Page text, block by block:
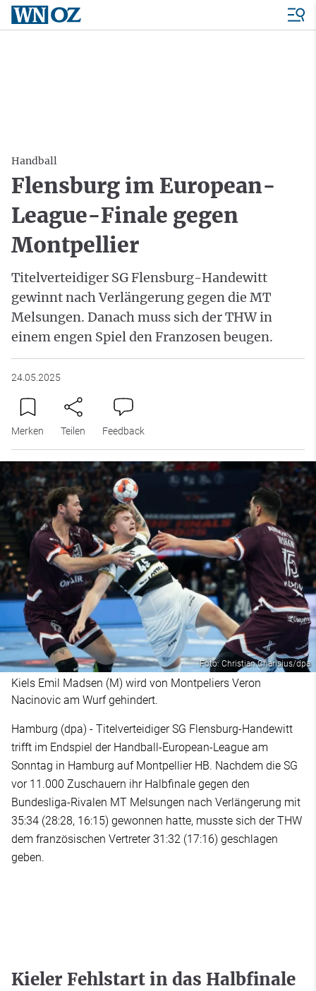
Handball
Flensburg im European-
League-Finale gegen
Montpellier
Titelverteidiger SG Flensburg-Handewitt
gewinnt nach Verlängerung gegen die MT
Melsungen. Danach muss sich der THW in
einem engen Spiel den Franzosen beugen.
24.05.2025
Merken Teilen Feedback
Foto: Christian Charisius/dpa
Kiels Emil Madsen (M) wird von Montpeliers Veron
Nacinovic am Wurf gehindert.
Hamburg (dpa) - Titelverteidiger SG Flensburg-Handewitt
trifft im Endspiel der Handball-European-League am
Sonntag in Hamburg auf Montpellier HB. Nachdem die SG
vor 11.000 Zuschauern ihr Halbfinale gegen den
Bundesliga-Rivalen MT Melsungen nach Verlängerung mit
35:34 (28:28, 16:15) gewonnen hatte, musste sich der THW
dem französischen Vertreter 31:32 (17:16) geschlagen
geben.
Kieler Fehlstart in das Halbfinale